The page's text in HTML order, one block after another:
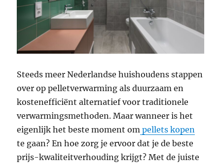
Steeds meer Nederlandse huishoudens stappen
over op pelletverwarming als duurzaam en
kostenefficiënt alternatief voor traditionele
verwarmingsmethoden. Maar wanneer is het
eigenlijk het beste moment om pellets kopen
te gaan? En hoe zorg je ervoor dat je de beste
prijs-kwaliteitverhouding krijgt? Met de juiste